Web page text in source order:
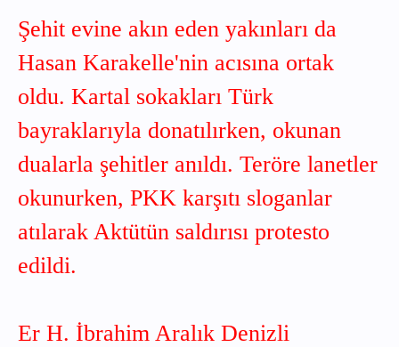
Şehit evine akın eden yakınları da
Hasan Karakelle'nin acısına ortak
oldu. Kartal sokakları Türk
bayraklarıyla donatılırken, okunan
dualarla şehitler anıldı. Teröre lanetler
okunurken, PKK karşıtı sloganlar
atılarak Aktütün saldırısı protesto
edildi.
Er H. İbrahim Aralık Denizli